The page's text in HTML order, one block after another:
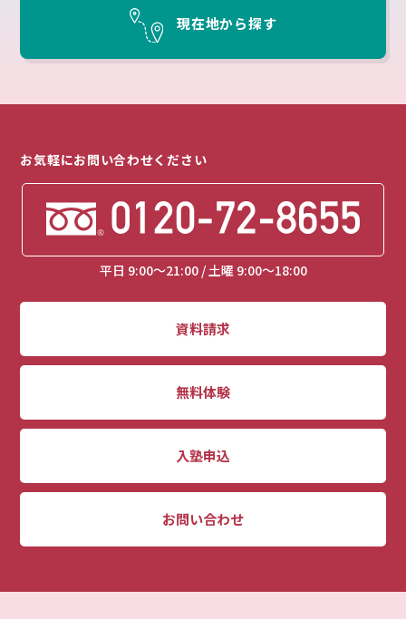
現在地から探す
お気軽にお問い合わせください
平日 9:00～21:00 / 土曜 9:00～18:00
資料請求
無料体験
入塾申込
お問い合わせ